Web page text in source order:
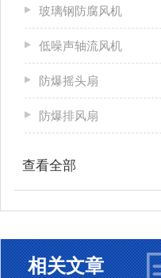
玻璃钢防腐风机
低噪声轴流风机
防爆摇头扇
防爆排风扇
查看全部
相关文章